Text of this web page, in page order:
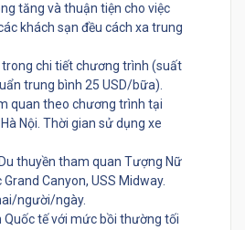
tăng và thuận tiện cho việc
khách sạn đều cách xa trung
trong chi tiết chương trình (suất
trung bình 25 USD/bữa).
quan theo chương trình tại
Nội. Thời gian sử dụng xe
thuyền tham quan Tượng Nữ
Canyon, USS Midway.
người/ngày.
Quốc tế với mức bồi thường tối